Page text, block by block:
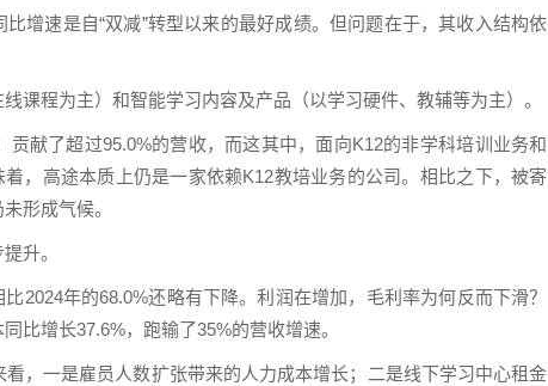
增速是自“双减”转型以来的最好成绩。但问题在于，其收入结构依
课程为主）和智能学习内容及产品（以学习硬件、教辅等为主）。
献了超过95.0%的营收，而这其中，面向K12的非学科培训业务和
，高途本质上仍是一家依赖K12教培业务的公司。相比之下，被寄
形成气候。
升。
2024年的68.0%还略有下降。利润在增加，毛利率为何反而下滑？
比增长37.6%，跑输了35%的营收增速。
，一是雇员人数扩张带来的人力成本增长；二是线下学习中心租金